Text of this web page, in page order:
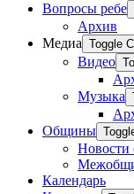
Вопросы ребе
Архив
Медиа Toggle
Видео
Музыка
Общины
Календарь